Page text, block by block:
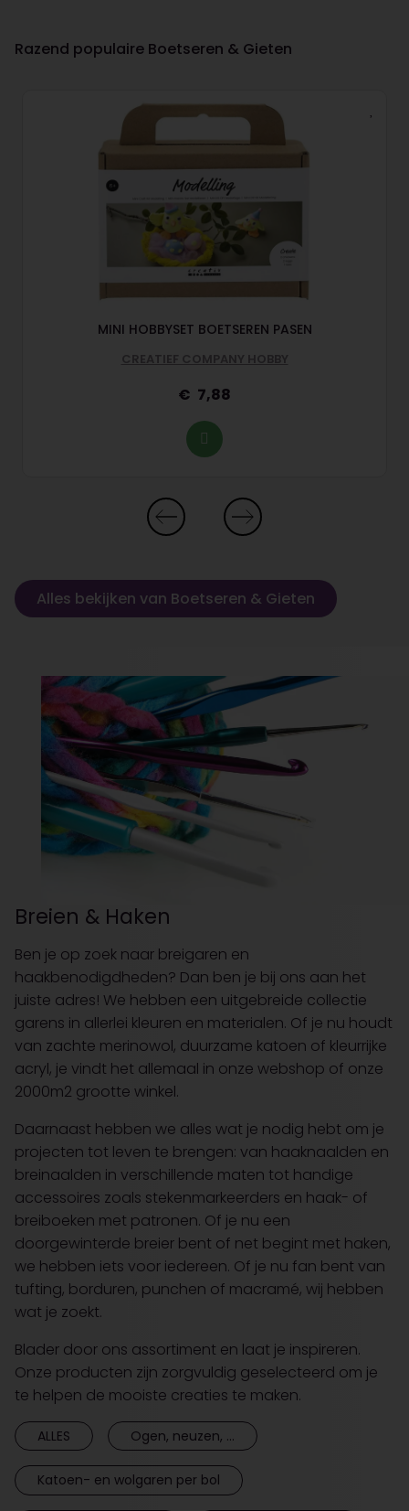
Razend populaire Boetseren & Gieten
MINI HOBBYSET BOETSEREN PASEN
CREATIEF COMPANY HOBBY
7,88
Alles bekijken van Boetseren & Gieten
Breien & Haken
Ben je op zoek naar breigaren en
haakbenodigdheden? Dan ben je bij ons aan het
juiste adres! We hebben een uitgebreide collectie
garens in allerlei kleuren en materialen. Of je nu houdt
van zachte merinowol, duurzame katoen of kleurrijke
acryl, je vindt het allemaal in onze webshop of onze
2000m2 grootte winkel.
Daarnaast hebben we alles wat je nodig hebt om je
projecten tot leven te brengen: van haaknaalden en
breinaalden in verschillende maten tot handige
accessoires zoals stekenmarkeerders en haak- of
breiboeken met patronen. Of je nu een
doorgewinterde breier bent of net begint met haken,
we hebben iets voor iedereen. Of je nu fan bent van
tufting, borduren, punchen of macramé, wij hebben
wat je zoekt.
Blader door ons assortiment en laat je inspireren.
Onze producten zijn zorgvuldig geselecteerd om je
te helpen de mooiste creaties te maken.
ALLES Ogen, neuzen, ...
Katoen- en wolgaren per bol